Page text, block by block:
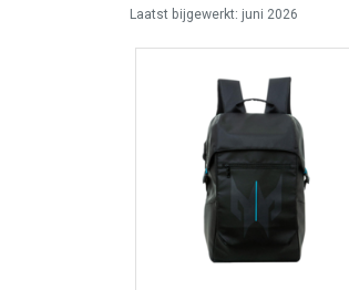
Laatst bijgewerkt: juni 2026
Bekijk meer informatie